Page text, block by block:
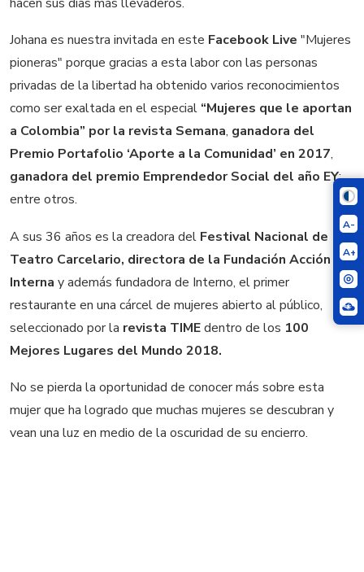
A-
A+
Johana es nuestra invitada en este Facebook Live "Mujeres
pioneras" porque gracias a esta labor con las personas
privadas de la libertad ha obtenido varios reconocimientos
como ser exaltada en el especial “Mujeres que le aportan
a Colombia” por la revista Semana, ganadora del
Premio Portafolio ‘Aporte a la Comunidad’ en 2017,
ganadora del premio Emprendedor Social del año EY;
entre otros.
A sus 36 años es la creadora del Festival Nacional de
Teatro Carcelario, directora de la Fundación Acción
Interna y además fundadora de Interno, el primer
restaurante en una cárcel de mujeres abierto al público,
seleccionado por la revista TIMEdentro de los 100
Mejores Lugares del Mundo 2018.
No se pierda la oportunidad de conocer más sobre esta
mujer que ha logrado que muchas mujeres se descubran y
vean una luz en medio de la oscuridad de su encierro.